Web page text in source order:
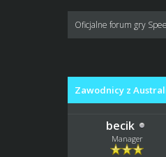
Oficjalne forum gry
Zawodnicy z
becik
Manager